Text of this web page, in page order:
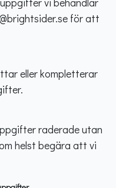
för att
eller kompletterar
raderade utan
helst begära att vi